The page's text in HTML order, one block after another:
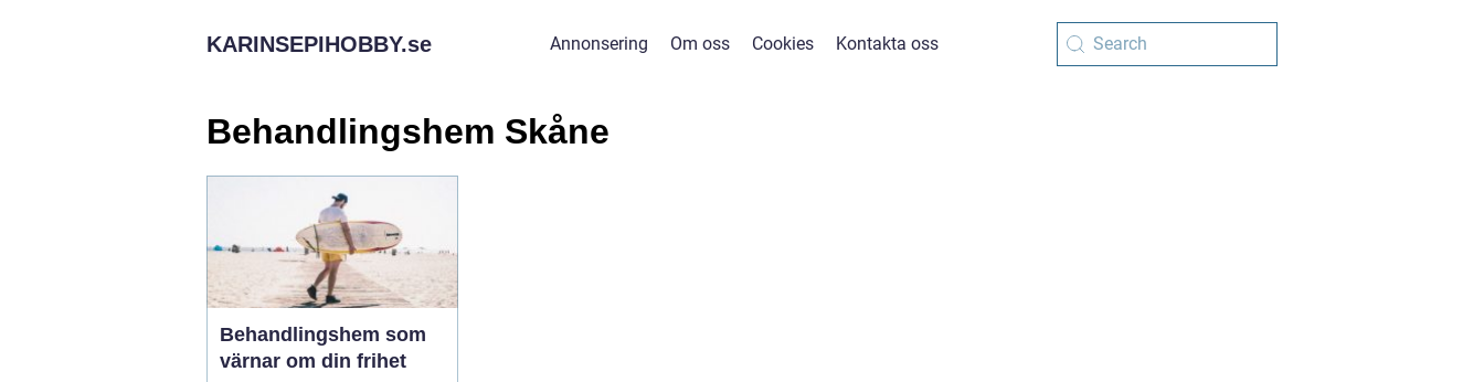
KARINSEPIHOBBY.se Annonsering Om oss Cookies Kontakta oss
Behandlingshem Skåne
Behandlingshem som
värnar om din frihet